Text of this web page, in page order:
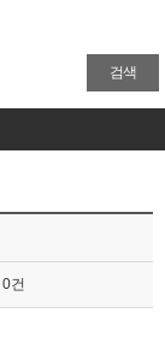
검색
0건